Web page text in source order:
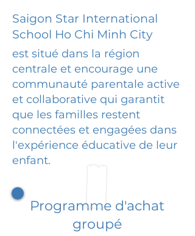
Saigon Star International
School Ho Chi Minh City
est situé dans la région
centrale et encourage une
communauté parentale active
et collaborative qui garantit
que les familles restent
connectées et engagées dans
l'expérience éducative de leur
enfant.
Programme d'achat
groupé